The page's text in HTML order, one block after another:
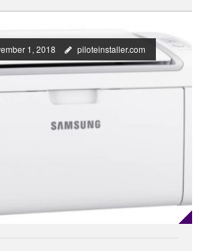
1, 2018 piloteinstaller.com